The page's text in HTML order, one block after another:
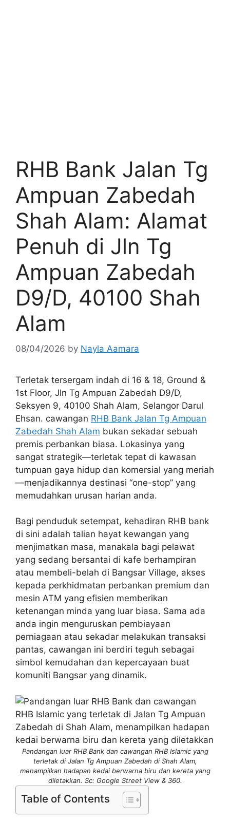
RHB Bank Jalan Tg
Ampuan Zabedah
Shah Alam: Alamat
Penuh di Jln Tg
Ampuan Zabedah
D9/D, 40100 Shah
Alam
08/04/2026 by Nayla Aamara
Terletak tersergam indah di 16 & 18, Ground &
1st Floor, Jln Tg Ampuan Zabedah D9/D,
Seksyen 9, 40100 Shah Alam, Selangor Darul
Ehsan. cawangan RHB Bank Jalan Tg Ampuan
Zabedah Shah Alam bukan sekadar sebuah
premis perbankan biasa. Lokasinya yang
sangat strategik—terletak tepat di kawasan
tumpuan gaya hidup dan komersial yang meriah
—menjadikannya destinasi “one-stop” yang
memudahkan urusan harian anda.
Bagi penduduk setempat, kehadiran RHB bank
di sini adalah talian hayat kewangan yang
menjimatkan masa, manakala bagi pelawat
yang sedang bersantai di kafe berhampiran
atau membeli-belah di Bangsar Village, akses
kepada perkhidmatan perbankan premium dan
mesin ATM yang efisien memberikan
ketenangan minda yang luar biasa. Sama ada
anda ingin menguruskan pembiayaan
perniagaan atau sekadar melakukan transaksi
pantas, cawangan ini berdiri teguh sebagai
simbol kemudahan dan kepercayaan buat
komuniti Bangsar yang dinamik.
Pandangan luar RHB Bank dan cawangan RHB Islamic yang
terletak di Jalan Tg Ampuan Zabedah di Shah Alam,
menampilkan hadapan kedai berwarna biru dan kereta yang
diletakkan. Sc: Google Street View & 360.
Table of Contents